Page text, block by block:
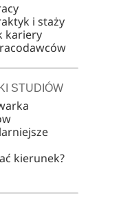
i staży
kariery
STUDIÓW
kierunek?